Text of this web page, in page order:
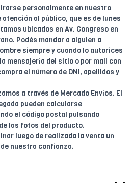
personalmente en nuestro
al público, que es de lunes
ubicados en Av. Congreso en
Podés mandar a alguien a
siempre y cuando lo autorices
mensajería del sitio o por mail con
el número de DNI, apellidos y
a través de Mercado Envíos. El
pueden calcularse
el código postal pulsando
las fotos del producto.
luego de realizada la venta un
nuestra confianza.